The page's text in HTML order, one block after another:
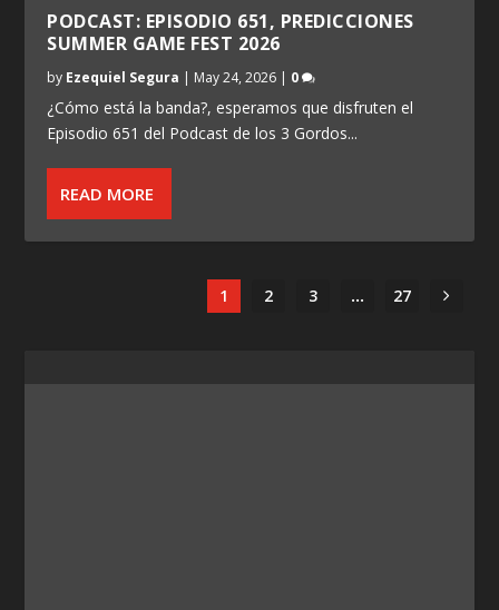
PODCAST: EPISODIO 651, PREDICCIONES
SUMMER GAME FEST 2026
by Ezequiel Segura | May 24, 2026 | 0
¿Cómo está la banda?, esperamos que disfruten el
Episodio 651 del Podcast de los 3 Gordos...
READ MORE
1 2 3 ... 27